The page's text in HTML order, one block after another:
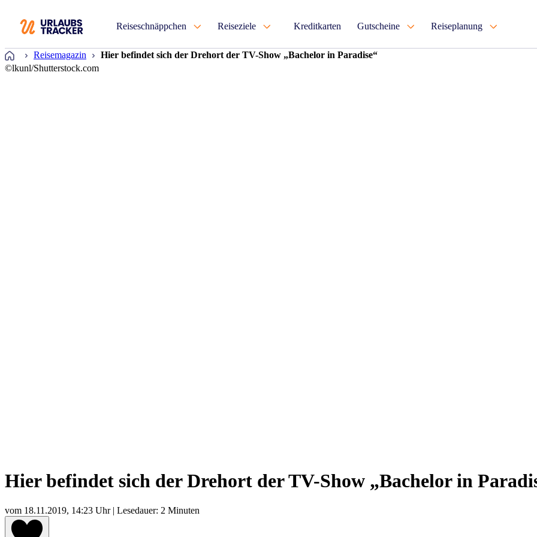
Reiseschnäppchen Reiseziele Kreditkarten Gutscheine Reiseplanung
Startseite
Reisemagazin
Hier befindet sich der Drehort der TV-Show „Bachelor in Paradise“
©lkunl/Shutterstock.com
Hier befindet sich der Drehort der TV-Show „Bachelor in
vom 18.11.2019, 14:23 Uhr| Lesedauer: 2 Minuten